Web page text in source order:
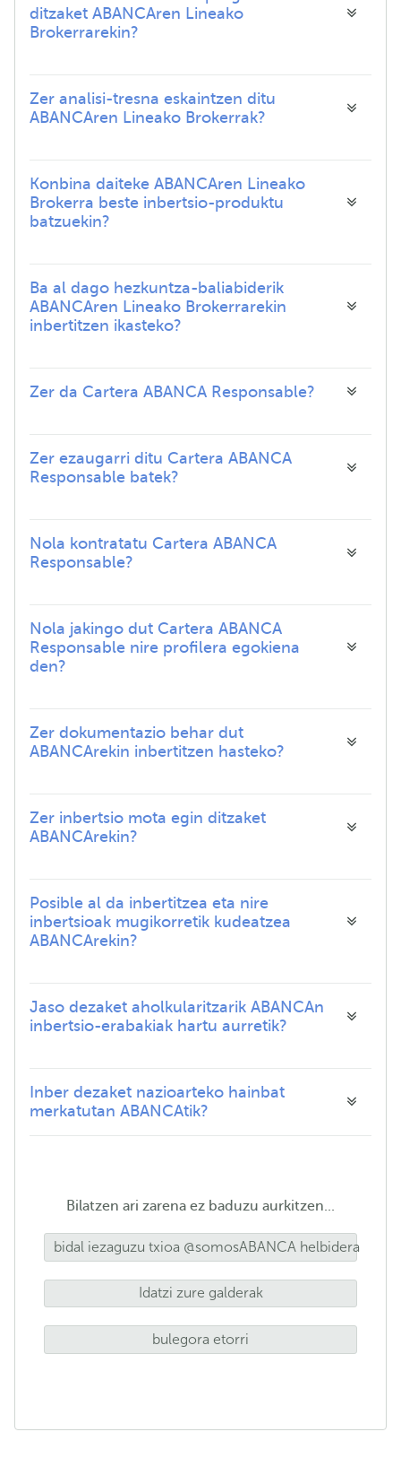
ditzaket ABANCAren Lineako
Brokerrarekin?
Zer analisi-tresna eskaintzen ditu
ABANCAren Lineako Brokerrak?
Konbina daiteke ABANCAren Lineako
Brokerra beste inbertsio-produktu
batzuekin?
Ba al dago hezkuntza-baliabiderik
ABANCAren Lineako Brokerrarekin
inbertitzen ikasteko?
Zer da Cartera ABANCA Responsable?
Zer ezaugarri ditu Cartera ABANCA
Responsable batek?
Nola kontratatu Cartera ABANCA
Responsable?
Nola jakingo dut Cartera ABANCA
Responsable nire profilera egokiena
den?
Zer dokumentazio behar dut
ABANCArekin inbertitzen hasteko?
Zer inbertsio mota egin ditzaket
ABANCArekin?
Posible al da inbertitzea eta nire
inbertsioak mugikorretik kudeatzea
ABANCArekin?
Jaso dezaket aholkularitzarik ABANCAn
inbertsio-erabakiak hartu aurretik?
Inber dezaket nazioarteko hainbat
merkatutan ABANCAtik?
Bilatzen ari zarena ez baduzu aurkitzen...
bidal iezaguzu txioa @somosABANCA helbidera
Idatzi zure galderak
bulegora etorri